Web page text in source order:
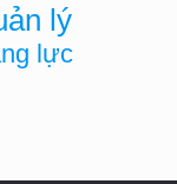
lý
lực